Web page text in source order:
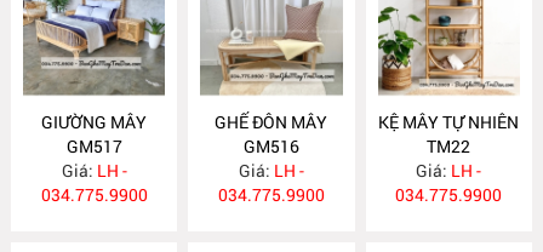
GIƯỜNG MÂY
GM517
Giá: LH -
034.775.9900
GHẾ ĐÔN MÂY
GM516
Giá: LH -
034.775.9900
KỆ MÂY TỰ NHIÊN
TM22
Giá: LH -
034.775.9900